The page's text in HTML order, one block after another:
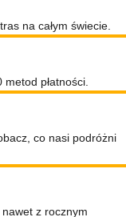
na całym świecie.
płatności.
co nasi podróżni
z rocznym